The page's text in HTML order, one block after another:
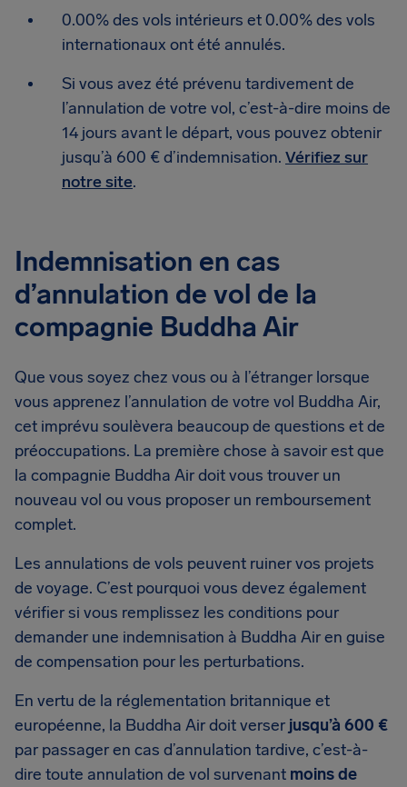
0.00% des vols intérieurs et 0.00% des vols
internationaux ont été annulés.
Si vous avez été prévenu tardivement de
l’annulation de votre vol, c’est-à-dire moins de
14 jours avant le départ, vous pouvez obtenir
jusqu’à 600 € d’indemnisation. Vérifiez sur
notre site.
Indemnisation en cas
d’annulation de vol de la
compagnie Buddha Air
Que vous soyez chez vous ou à l’étranger lorsque
vous apprenez l’annulation de votre vol Buddha Air,
cet imprévu soulèvera beaucoup de questions et de
préoccupations. La première chose à savoir est que
la compagnie Buddha Air doit vous trouver un
nouveau vol ou vous proposer un remboursement
complet.
Les annulations de vols peuvent ruiner vos projets
de voyage. C’est pourquoi vous devez également
vérifier si vous remplissez les conditions pour
demander une indemnisation à Buddha Air en guise
de compensation pour les perturbations.
En vertu de la réglementation britannique et
européenne, la Buddha Air doit verser jusqu’à 600 €
par passager en cas d’annulation tardive, c’est-à-
dire toute annulation de vol survenant moins de